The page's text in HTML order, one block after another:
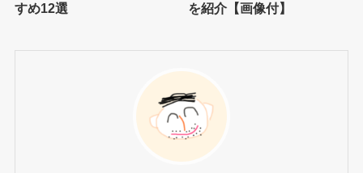
すめ12選
を紹介【画像付】